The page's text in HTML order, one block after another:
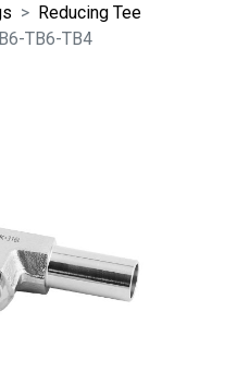
Reducing Tee
TB6-TB4